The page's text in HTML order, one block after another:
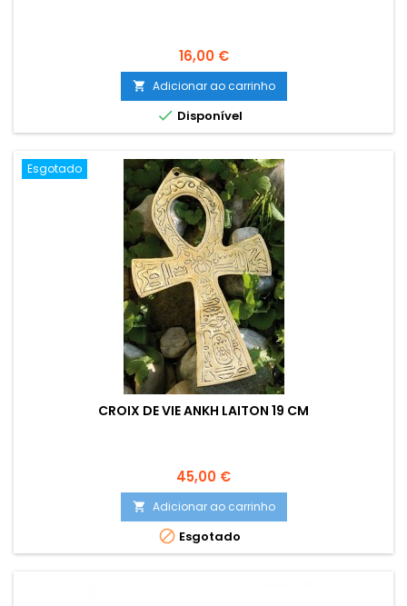
Preço
16,00 €
 Adicionar ao carrinho
 Disponível
Esgotado
CROIX DE VIE ANKH LAITON 19 CM
Preço
45,00 €
 Adicionar ao carrinho
 Esgotado